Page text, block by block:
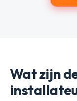
Wat zijn